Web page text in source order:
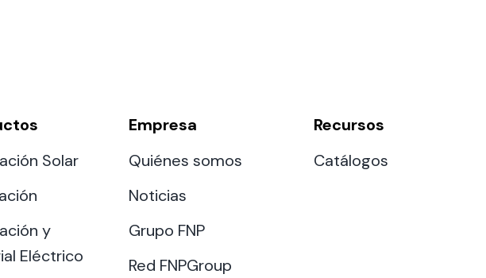
Solar
y
Eléctrico
Empresa
Quiénes somos
Noticias
Grupo FNP
Red FNPGroup
Recursos
Catálogos